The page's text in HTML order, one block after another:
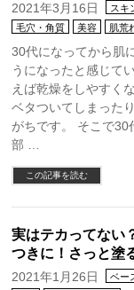
2021年3月16日 スキ
毛穴・角質
美容 肌荒
30代になってから肌
うになったと感じて
えば乾燥をしやすく
ベタついてしまった
がちです。 そこで30
部 …
この記事を読む
実はテカってない
つきに！さっと塗
2021年1月26日 ベー